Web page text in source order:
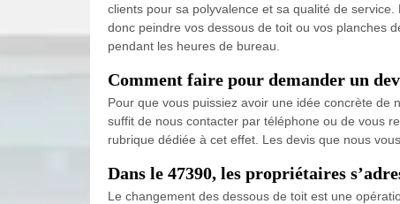
clients pour sa polyvalence et sa qualité de
donc peindre vos dessous de toit ou vos planches
pendant les heures de bureau.
Comment faire pour demander un
Pour que vous puissiez avoir une idée concrète de
suffit de nous contacter par téléphone ou de vous
rubrique dédiée à cet effet. Les devis que nous
Dans le 47390, les propriétaires
Le changement des dessous de toit est une